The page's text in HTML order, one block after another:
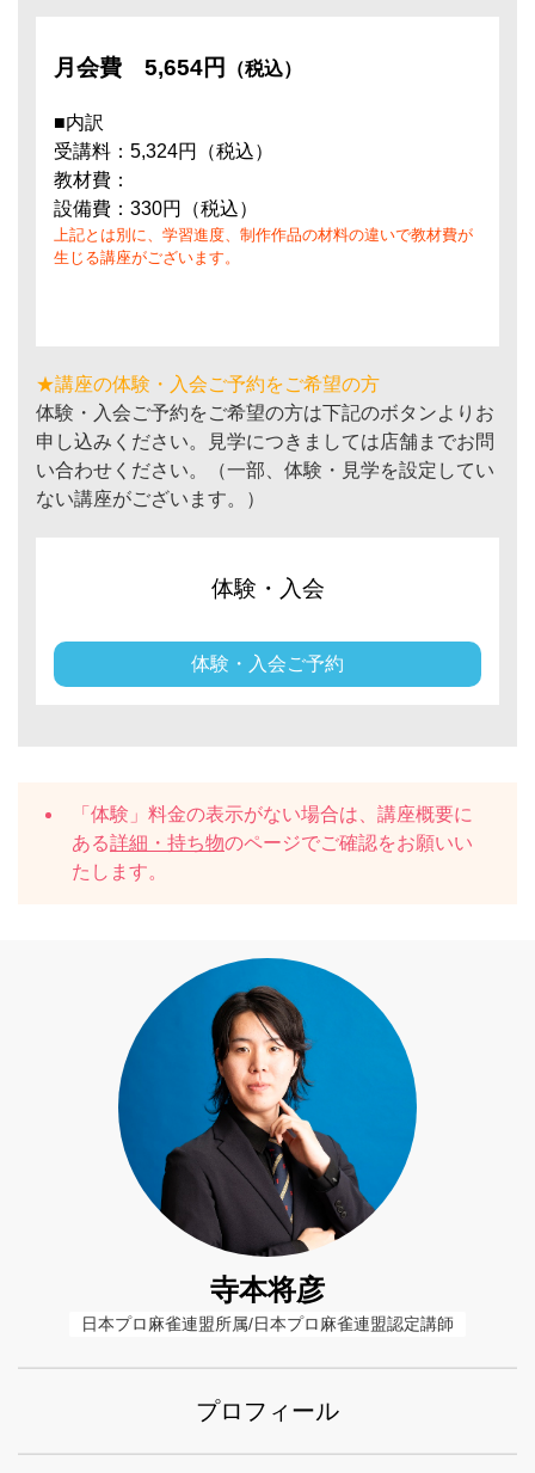
月会費 5,654円 （税込）
■内訳
受講料：5,324円（税込）
教材費：
設備費：330円（税込）
上記とは別に、学習進度、制作作品の材料の違いで教材費が
生じる講座がございます。
★講座の体験・入会ご予約をご希望の方
体験・入会ご予約をご希望の方は下記のボタンよりお
申し込みください。見学につきましては店舗までお問
い合わせください。（一部、体験・見学を設定してい
ない講座がございます。）
体験・入会
体験・入会ご予約
「体験」料金の表示がない場合は、講座概要に
ある詳細・持ち物のページでご確認をお願いい
たします。
寺本将彦
日本プロ麻雀連盟所属/日本プロ麻雀連盟認定講師
プロフィール